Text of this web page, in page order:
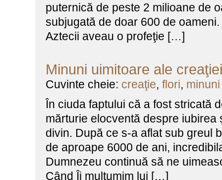
puternică de peste 2 milioane de
subjugată de doar 600 de
Aztecii aveau o profeţie […]
Minuni uimitoare ale creaţiei
Cuvinte cheie: creaţie, flori, minuni
În ciuda faptului că a fost stricată
mărturie elocventă despre iubirea
divin. După ce s-a aflat sub greul
de aproape 6000 de ani,
Dumnezeu continuă să ne
Când Îi mulţumim lui […]